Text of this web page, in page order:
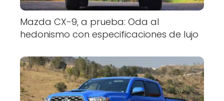
Mazda CX-9, a prueba: Oda al
hedonismo con especificaciones de lujo